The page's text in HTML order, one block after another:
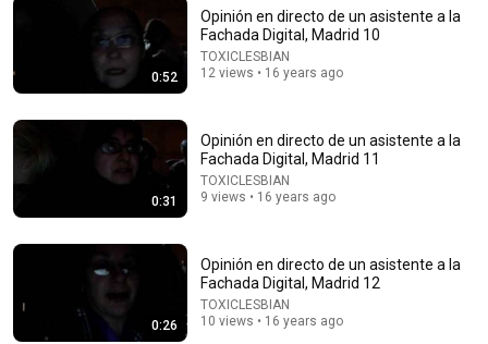
24:32
The SIGNS almost no one IDENTIFIES in time |
Nazareth Castellanos
NEURO CIENCIA
0:52
Opinión en directo de un asistente a la
Fachada Digital, Madrid 10
TOXICLESBIAN
12 views • 16 years ago
0:31
Opinión en directo de un asistente a la
Fachada Digital, Madrid 11
TOXICLESBIAN
9 views • 16 years ago
0:26
Opinión en directo de un asistente a la
Fachada Digital, Madrid 12
TOXICLESBIAN
10 views • 16 years ago